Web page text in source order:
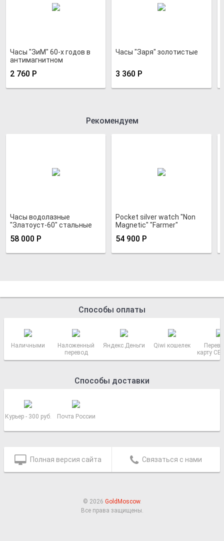
Часы "ЗиМ" 60-х годов в
антимагнитном
2 760 Р
Часы "Заря" золотистые
3 360 Р
Рекомендуем
Часы водолазные
"Златоуст-60" стальные
58 000 Р
Pocket silver watch "Non
Magnetic" "Farmer"
54 900 Р
Способы оплаты
Наличными
Наложенный
перевод
Яндекс.Деньги Qiwi кошелек
карту
Способы доставки
Курьер - 300 руб. Почта России
Полная версия сайта Связаться с нами
© 2026 GoldMoscow.
Все права защищены.